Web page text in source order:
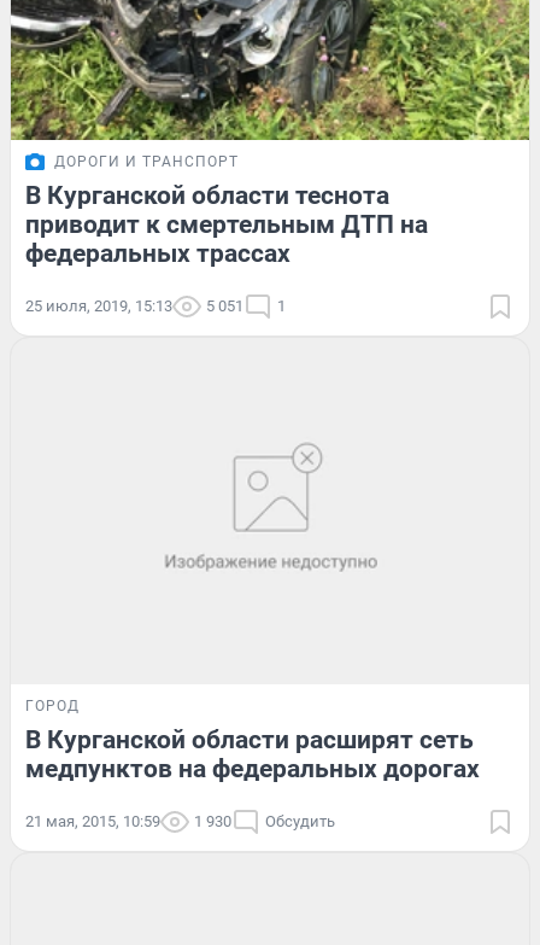
ДОРОГИ И ТРАНСПОРТ
В Курганской области теснота
приводит к смертельным ДТП на
федеральных трассах
25 июля, 2019, 15:13 5 051 1
ГОРОД
В Курганской области расширят сеть
медпунктов на федеральных дорогах
21 мая, 2015, 10:59 1 930 Обсудить